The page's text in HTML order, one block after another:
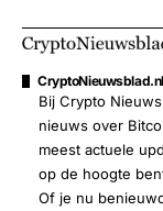
CryptoNieuwsblad.nl
Bij Crypto
nieuws over
meest actuele
op de hoogte
Of je nu